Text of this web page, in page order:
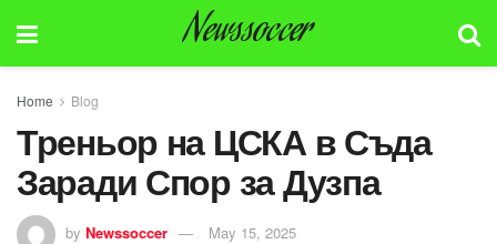
Newssoccer
Home Blog
Треньор на ЦСКА в Съда
Заради Спор за Дузпа
by Newssoccer May 15, 2025